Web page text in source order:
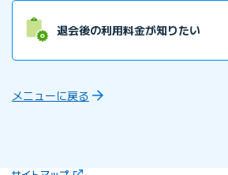
オプションサービスを解約したい
退会後の利用料金が知りたい
退会後はいつまで請求が続くのか知りたい
メニューに戻る
（新しいタブで開きます）